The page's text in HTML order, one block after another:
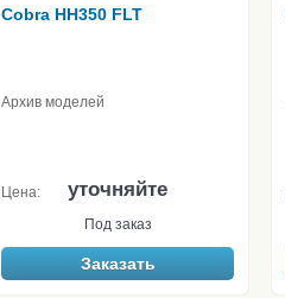
Cobra HH350 FLT
Архив моделей
Цена: уточняйте
Под заказ
Заказать